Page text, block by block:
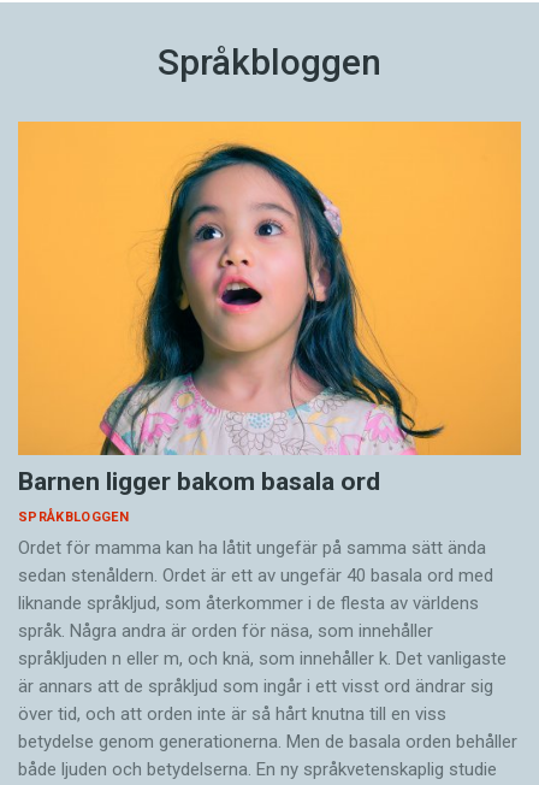
Språkbloggen
Barnen ligger bakom basala ord
SPRÅKBLOGGEN
Ordet för mamma kan ha låtit ungefär på samma sätt ända
sedan stenåldern. Ordet är ett av ungefär 40 basala ord med
liknande språkljud, som återkommer i de flesta av världens
språk. Några andra är orden för näsa, som innehåller
språkljuden n eller m, och knä, som innehåller k. Det vanligaste
är annars att de språkljud som ingår i ett visst ord ändrar sig
över tid, och att orden inte är så hårt knutna till en viss
betydelse genom generationerna. Men de basala orden behåller
både ljuden och betydelserna. En ny språkvetenskaplig studie